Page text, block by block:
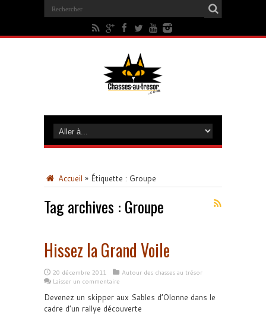
Accueil » Étiquette : Groupe
Tag archives : Groupe
Hissez la Grand Voile
20 décembre 2011
Autour des chasses au trésor
Laisser un commentaire
Devenez un skipper aux Sables d’Olonne dans le
cadre d’un rallye découverte